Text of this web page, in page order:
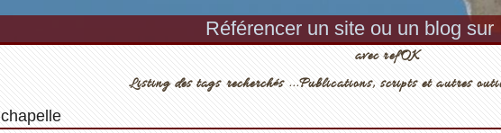
Référencer un site ou un blog sur
avec refOK
Listing des tags recherchés ...Publications, scripts et autres
chapelle